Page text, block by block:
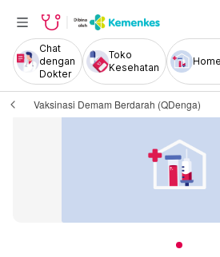
Chat
dengan
Dokter
Toko
Kesehatan
Vaksinasi Demam Berdarah (QDenga)